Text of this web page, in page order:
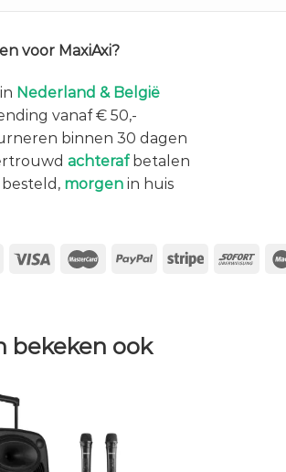
voor MaxiAxi?
Nederland & België
vanaf € 50,-
binnen 30 dagen
achterafbetalen
morgenin huis
bekeken ook